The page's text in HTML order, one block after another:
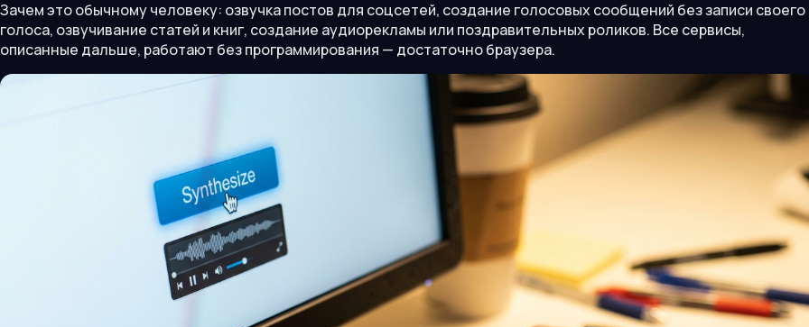
Зачем это обычному человеку: озвучка постов для соцсетей, создание голосовых сообщений без записи своего
голоса, озвучивание статей и книг, создание аудиорекламы или поздравительных роликов. Все сервисы,
описанные дальше, работают без программирования — достаточно браузера.